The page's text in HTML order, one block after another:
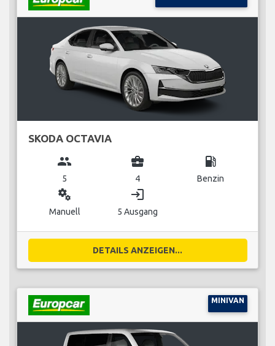
SKODA OCTAVIA
group
5
business_center
4
local_gas_station
Benzin
miscellaneous_services
Manuell
login
5 Ausgang
DETAILS ANZEIGEN...
MINIVAN